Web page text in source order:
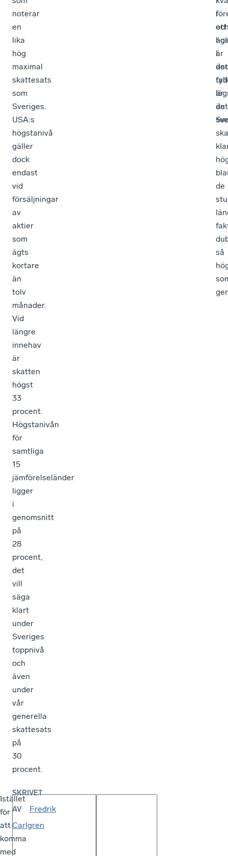
noterar
en
lika
hög
maximal
skattesats
som
Sveriges.
USA:s
högstanivå
gäller
dock
endast
vid
försäljningar
av
aktier
som
ägts
kortare
än
tolv
månader.
Vid
längre
innehav
är
skatten
högst
33
procent.
Högstanivån
för
samtliga
15
jämförelseländer
ligger
i
genomsnitt
på
28
procent,
det
vill
säga
klart
under
Sveriges
toppnivå
och
även
under
vår
generella
skattesats
på
30
procent.
är
än
i
ett
I
det
är
det
de
så
Istället
för
att
komma
med
SKRIVET
AV
Fredrik
Carlgren